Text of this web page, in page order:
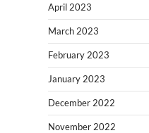
April 2023
March 2023
February 2023
January 2023
December 2022
November 2022